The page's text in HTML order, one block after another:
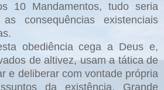
10 Mandamentos, tudo seria
consequências existenciais
obediência cega a Deus e,
de altivez, usam a tática de
e deliberar com vontade própria
da existência. Grande